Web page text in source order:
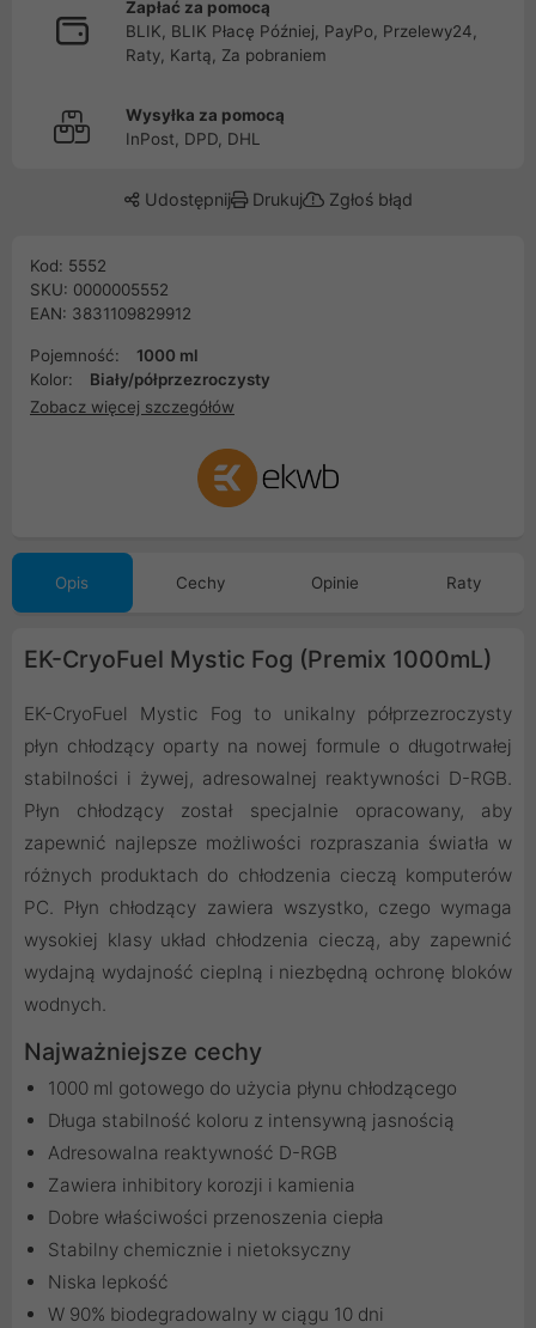
Zapłać za pomocą
BLIK, BLIK Płacę Później, PayPo, Przelewy24,
Raty, Kartą, Za pobraniem
Wysyłka za pomocą
InPost, DPD, DHL
Udostępnij Drukuj Zgłoś błąd
Kod: 5552
SKU: 0000005552
EAN: 3831109829912
Pojemność:
1000 ml
Kolor:
Biały/półprzezroczysty
Zobacz więcej szczegółów
Opis Cechy Opinie Raty
EK-CryoFuel Mystic Fog (Premix 1000mL)
EK-CryoFuel Mystic Fog to unikalny półprzezroczysty
płyn chłodzący oparty na nowej formule o długotrwałej
stabilności i żywej, adresowalnej reaktywności D-RGB.
Płyn chłodzący został specjalnie opracowany, aby
zapewnić najlepsze możliwości rozpraszania światła w
różnych produktach do chłodzenia cieczą komputerów
PC. Płyn chłodzący zawiera wszystko, czego wymaga
wysokiej klasy układ chłodzenia cieczą, aby zapewnić
wydajną wydajność cieplną i niezbędną ochronę bloków
wodnych.
Najważniejsze cechy
1000 ml gotowego do użycia płynu chłodzącego
Długa stabilność koloru z intensywną jasnością
Adresowalna reaktywność D-RGB
Zawiera inhibitory korozji i kamienia
Dobre właściwości przenoszenia ciepła
Stabilny chemicznie i nietoksyczny
Niska lepkość
W 90% biodegradowalny w ciągu 10 dni